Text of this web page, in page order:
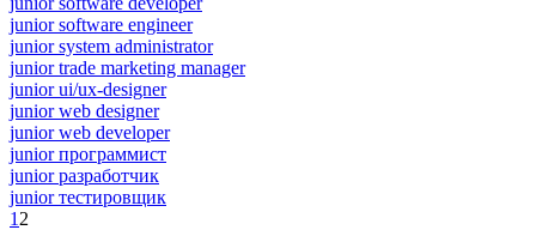
junior software engineer
junior system administrator
junior trade marketing manager
junior ui/ux-designer
junior web designer
junior web developer
junior программист
junior разработчик
junior тестировщик
1 2